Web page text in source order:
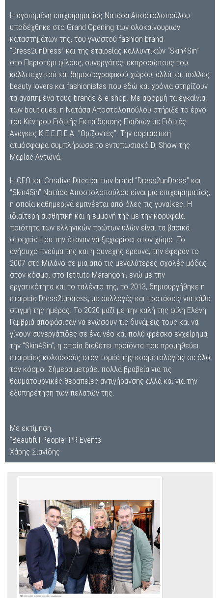
H αγαπημένη επιχειρηματίας Νατάσα Αποστολοπούλου
υποδέχθηκε στο Grand Opening των ολοκαίνουριων
καταστημάτων της, του γνωστού fashion brand
“Dress2unDress” και της εταιρείας καλλυντικών “Skin4Sin”
στο Περιστέρι φίλους, συνεργάτες, εκπροσώπους του
καλλιτεχνικού και δημοσιογραφικού χώρου, αλλά και πολλές
beauty lovers και fashionistas που εδώ και χρόνια στηρίζουν
τα αγαπημένα τους brands & e-shop. Με αφορμή τα εγκαίνια
των boutiques, η Νατάσα Αποστολοπούλου στήριξε το έργο
του Κέντρου Ειδικής Εκπαίδευσης Παιδιών με Ειδικές
Ανάγκες Κ.Ε.Ε.Π.Ε.Α. "Ορίζοντες”. Την εορταστική
ατμόσφαιρα συμπλήρωσε τo εντυπωσιακό Dj Show της
Μαρίας Αντωνά.
Η CEO και Creative Director των brand “Dress2unDress” και
“Skin4Sin” Νατάσα Αποστολοπούλου είναι μια επιχειρηματίας,
η οποία καθημερινά εμπνέεται από όλες τις γυναίκες. Η
ιδιαίτερη αισθητική και η εμμονή της με την κορυφαία
ποιότητα των ελληνικών πρώτων υλών είναι τα βασικά
στοιχεία που την έκαναν να ξεχωρίσει στον χώρο. Το
ανήσυχο πνεύμα της και η συνεχής έρευνα, την έφεραν το
2007 στο Μιλάνο σε μια από τις μεγαλύτερες σχολές μόδας
στον κόσμο, στο Istituto Marangoni, ενώ με την
εργατικότητα και το ταλέντο της, το 2013, δημιουργήθηκε η
εταιρεία Dress2Undress, με συλλογές και προτάσεις για κάθε
στιγμή της ημέρας. Το 2020 μαζί με την καλή της φίλη Ελένη
Γαμβριά αποφάσισαν να ενώσουν τις δυνάμεις τους και να
γίνουν συνεργάτιδες σε ένα νέο και πολύ φρέσκο εγχείρημα,
την “Skin4Sin”, η οποία διαθέτει προϊόντα που προμηθεύει
εταιρείες κολοσσούς στον τομέα της κοσμετολογίας σε όλο
τον κόσμο. Σήμερα μετράει πολλά βραβεία για τις
θαυματουργικές θεραπείες αντιγήρανσης αλλά και για την
εξυπηρέτηση των πελατών της.
Με εκτίμηση,
“Beautiful People” PR Events
Χάρης Σιανίδης